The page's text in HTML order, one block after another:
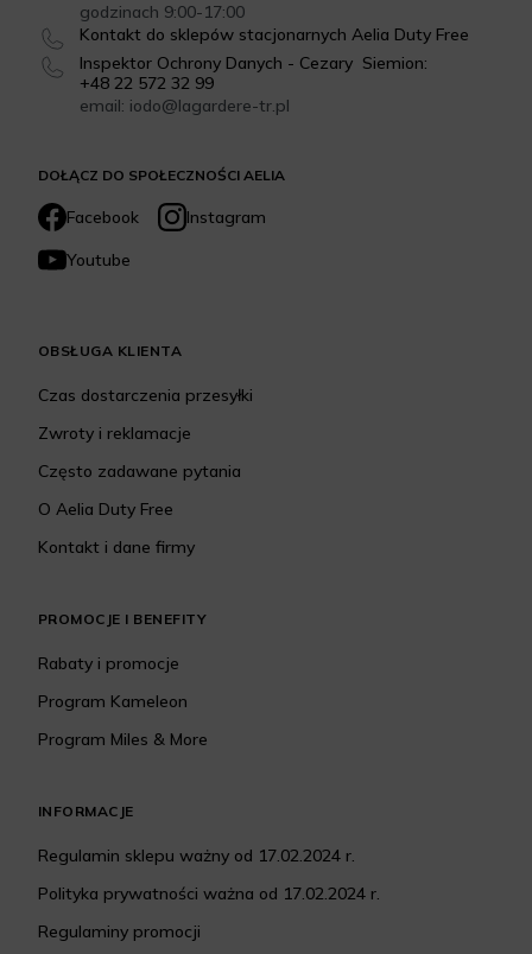
DOŁĄCZ DO SPOŁECZNOŚCI AELIA
Facebook
Instagram
Youtube
godzinach 9:00-17:00
Kontakt do sklepów stacjonarnych Aelia Duty Free
Inspektor Ochrony Danych - Cezary Siemion:
+48 22 572 32 99
email: iodo@lagardere-tr.pl
OBSŁUGA KLIENTA
Czas dostarczenia przesyłki
Zwroty i reklamacje
Często zadawane pytania
O Aelia Duty Free
Kontakt i dane firmy
PROMOCJE I BENEFITY
Rabaty i promocje
Program Kameleon
Program Miles & More
INFORMACJE
Regulamin sklepu ważny od 17.02.2024 r.
Polityka prywatności ważna od 17.02.2024 r.
Regulaminy promocji